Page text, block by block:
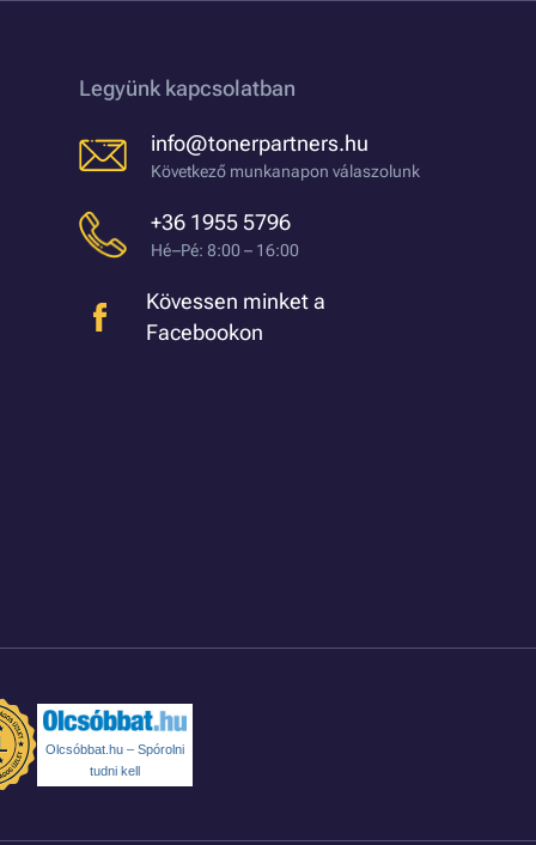
Legyünk kapcsolatban
info@tonerpartners.hu
Következő munkanapon válaszolunk
+36 1955 5796
Hé–Pé: 8:00 – 16:00
Kövessen minket a
Facebookon
Olcsóbbat.hu – Spórolni
tudni kell